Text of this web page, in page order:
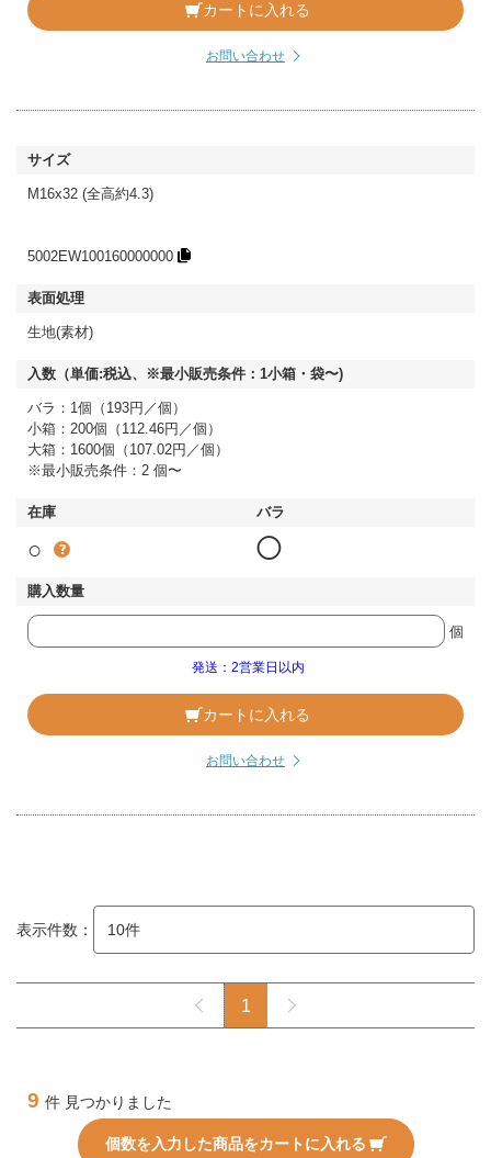
カートに入れる
お問い合わせ
M16x32 (全高約4.3)
5002EW100160000000
生地(素材)
バラ：1個（193円／個）
小箱：200個（112.46円／個）
大箱：1600個（107.02円／個）
※最小販売条件：2 個〜
○ ◯
個
発送：2営業日以内
カートに入れる
お問い合わせ
表示件数：
1
9 件 見つかりました
個数を入力した商品をカートに入れる